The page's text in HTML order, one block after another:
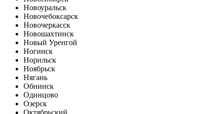
Новоуральск
Новочебоксарск
Новочеркасск
Новошахтинск
Новый Уренгой
Ногинск
Норильск
Ноябрьск
Нягань
Обнинск
Одинцово
Озерск
Октябрьский